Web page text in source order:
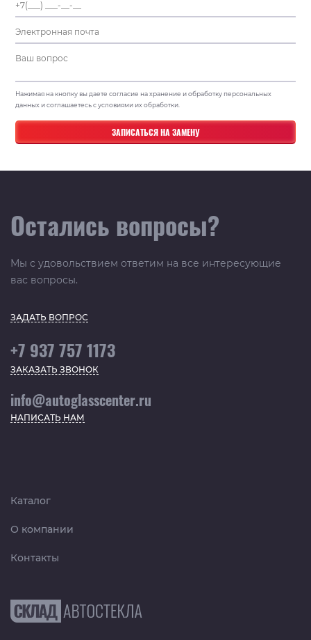
Нажимая на кнопку вы даете согласие на хранение и обработку персональных
данных и соглашаетесь с условиями их обработки.
Остались вопросы?
Мы с удовольствием ответим на все интересующие
вас вопросы.
ЗАДАТЬ ВОПРОС
+7 937 757 1173
ЗАКАЗАТЬ ЗВОНОК
info@autoglasscenter.ru
НАПИСАТЬ НАМ
Каталог
О компании
Контакты